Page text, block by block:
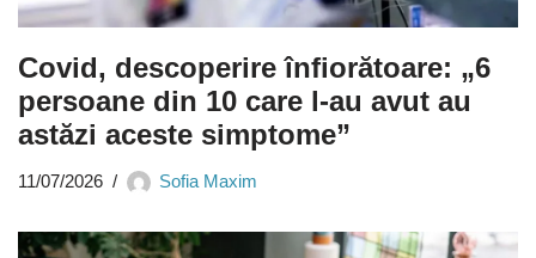
Covid, descoperire înfiorătoare: „6
persoane din 10 care l-au avut au
astăzi aceste simptome”
11/07/2026 Sofia Maxim